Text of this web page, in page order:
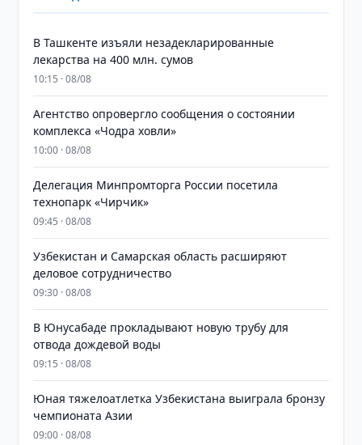
​​​​​​​В Ташкенте изъяли незадекларированные
лекарства на 400 млн. сумов
10:15 · 08/08
Агентство опровергло сообщения о состоянии
комплекса «Чодра ховли»
10:00 · 08/08
Делегация Минпромторга России посетила
технопарк «Чирчик»
09:45 · 08/08
Узбекистан и Самарская область расширяют
деловое сотрудничество
09:30 · 08/08
В Юнусабаде прокладывают новую трубу для
отвода дождевой воды
09:15 · 08/08
Юная тяжелоатлетка Узбекистана выиграла бронзу
чемпионата Азии
09:00 · 08/08